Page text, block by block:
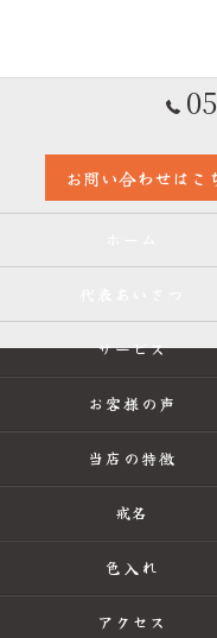
お問い合わせはこ
サービス
お客様の声
当店の特徴
戒名
色入れ
アクセス